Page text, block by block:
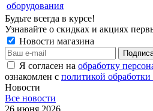
Будьте всегда в курсе!
Узнавайте о скидках и акциях
Новости магазина
Я согласен на обработку
ознакомлен с политикой
Новости
Все новости
26 июня 2026